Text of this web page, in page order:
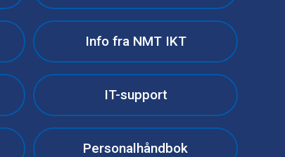
Info fra NMT IKT
IT-support
Personalhåndbok